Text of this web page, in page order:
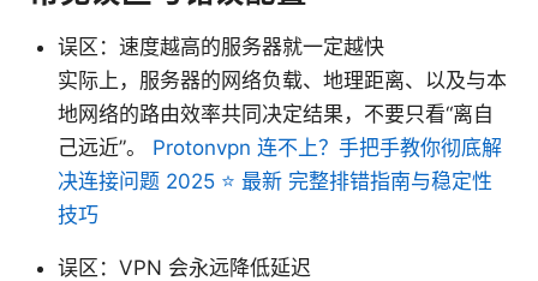
误区：速度越高的服务器就一定越快
实际上，服务器的网络负载、地理距离、以及与本
地网络的路由效率共同决定结果，不要只看“离自
己远近”。 Protonvpn 连不上？手把手教你彻底解
决连接问题 2025 ⭐ 最新 完整排错指南与稳定性
技巧
误区：VPN 会永远降低延迟